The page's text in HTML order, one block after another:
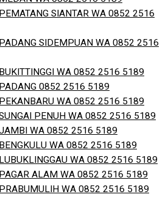
SIANTAR WA 0852 2516
PADANG SIDEMPUAN WA 0852 2516
BUKITTINGGI WA 0852 2516 5189
PADANG 0852 2516 5189
PEKANBARU WA 0852 2516 5189
SUNGAI PENUH WA 0852 2516 5189
JAMBI WA 0852 2516 5189
BENGKULU WA 0852 2516 5189
LUBUKLINGGAU WA 0852 2516 5189
PAGAR ALAM WA 0852 2516 5189
PRABUMULIH WA 0852 2516 5189